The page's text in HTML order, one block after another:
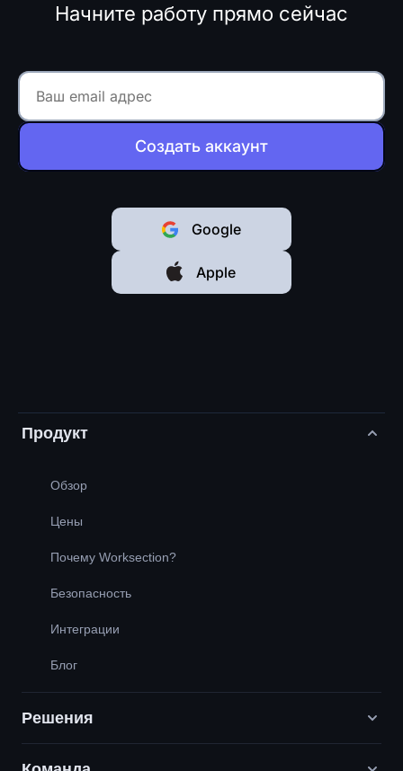
Начните работу прямо сейчас
Создать аккаунт
Google
Apple
Продукт
Обзор
Цены
Почему Worksection?
Безопасность
Интеграции
Блог
Решения